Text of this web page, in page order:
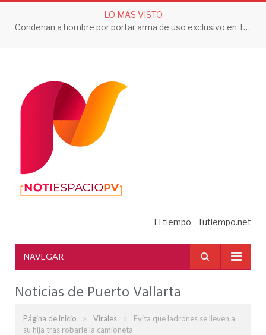
LO MAS VISTO
Condenan a hombre por portar arma de uso exclusivo en Tepic
El tiempo - Tutiempo.net
NAVEGAR
Noticias de Puerto Vallarta
Página de inicio » Virales »
Evita que ladrones se lleven a
su hija tras robarle la camioneta